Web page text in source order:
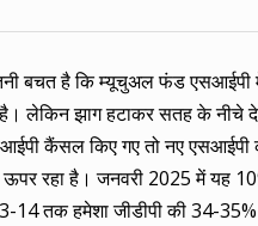
बचत है कि म्यूचुअल फंड एसआईपी
लेकिन झाग हटाकर सतह के नीचे
कैंसल किए गए तो नए
रहा है। जनवरी 2025 में यह
14 तक हमेशा जीडीपी की 34-